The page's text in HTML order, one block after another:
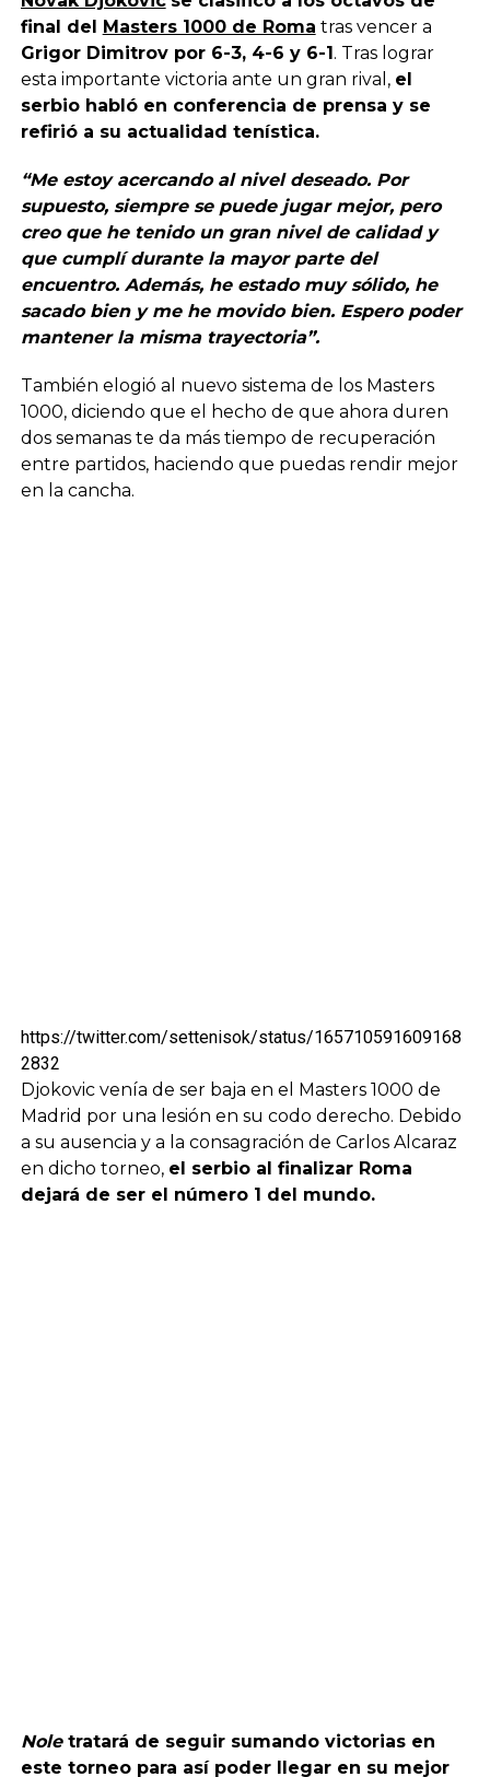
final del Masters 1000 de Roma tras vencer a
Grigor Dimitrov por 6-3, 4-6 y 6-1. Tras lograr
esta importante victoria ante un gran rival, el
serbio habló en conferencia de prensa y se
refirió a su actualidad tenística.
“Me estoy acercando al nivel deseado. Por
supuesto, siempre se puede jugar mejor, pero
creo que he tenido un gran nivel de calidad y
que cumplí durante la mayor parte del
encuentro. Además, he estado muy sólido, he
sacado bien y me he movido bien. Espero poder
mantener la misma trayectoria”.
También elogió al nuevo sistema de los Masters
1000, diciendo que el hecho de que ahora duren
dos semanas te da más tiempo de recuperación
entre partidos, haciendo que puedas rendir mejor
en la cancha.
https://twitter.com/settenisok/status/165710591609168
2832
Djokovic venía de ser baja en el Masters 1000 de
Madrid por una lesión en su codo derecho. Debido
a su ausencia y a la consagración de Carlos Alcaraz
en dicho torneo, el serbio al finalizar Roma
dejará de ser el número 1 del mundo.
Noletratará de seguir sumando victorias en
este torneo para así poder llegar en su mejor